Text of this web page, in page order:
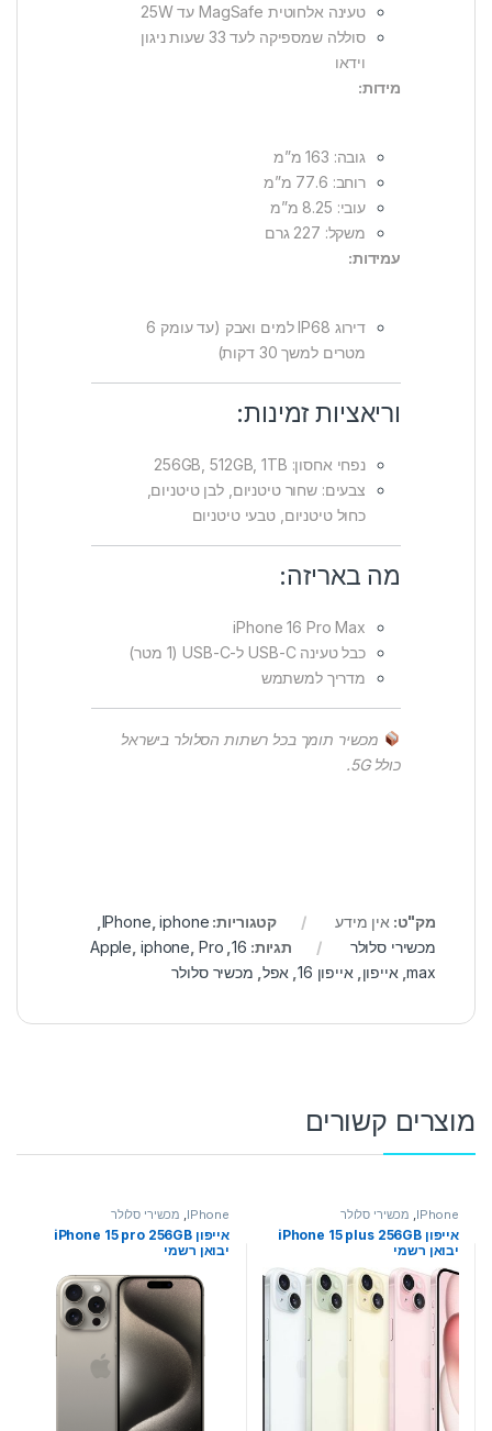
טעינה אלחוטית MagSafe עד 25W
סוללה שמספיקה לעד 33 שעות ניגון
וידאו
מידות:
גובה: 163 מ”מ
רוחב: 77.6 מ”מ
עובי: 8.25 מ”מ
משקל: 227 גרם
עמידות:
דירוג IP68 למים ואבק (עד עומק 6
מטרים למשך 30 דקות)
וריאציות זמינות:
נפחי אחסון: 256GB, 512GB, 1TB
צבעים: שחור טיטניום, לבן טיטניום,
כחול טיטניום, טבעי טיטניום
מה באריזה:
iPhone 16 Pro Max
כבל טעינה USB-C ל-USB-C (1 מטר)
מדריך למשתמש
מכשיר תומך בכל רשתות הסלולר בישראל
כולל 5G.
מק"ט: אין מידע קטגוריות: IPhone ,iphone
מכשירי סלולר
תגיות: 16
,
Apple iphone Pro
max
, אייפון אייפון 16 אפל מכשיר סלולר
מוצרים קשורים
IPhone
, מכשירי סלולר
אייפון iPhone 15 plus 256GB
יבואן רשמי
IPhone
, מכשירי סלולר
אייפון iPhone 15 pro 256GB
יבואן רשמי